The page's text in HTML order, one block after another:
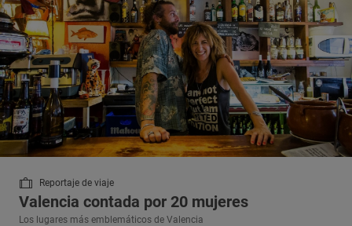
Reportaje de viaje
Valencia contada por 20 mujeres
Los lugares más emblemáticos de Valencia